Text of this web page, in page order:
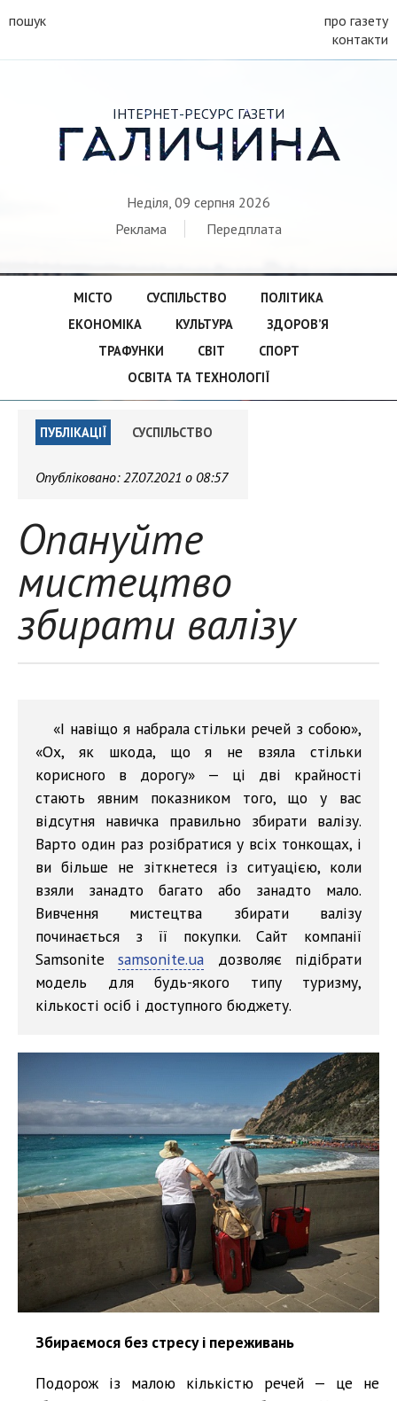
пошук
про газету
контакти
ІНТЕРНЕТ-РЕСУРС ГАЗЕТИ
ГАЛИЧИНА
Неділя, 09 серпня 2026
Реклама
Передплата
МІСТО СУСПІЛЬСТВО
ПОЛІТИКА
ЕКОНОМІКА
КУЛЬТУРА
ЗДОРОВ’Я
ТРАФУНКИ
СВІТ
СПОРТ
ОСВІТА ТА ТЕХНОЛОГІЇ
ПУБЛІКАЦІЇ СУСПІЛЬСТВО
Опубліковано:27.07.2021 о 08:57
Опануйте
мистецтво
збирати валізу
«І навіщо я набрала стільки речей з собою»,
«Ох, як шкода, що я не взяла стільки
корисного в дорогу» — ці дві крайності
стають явним показником того, що у вас
відсутня навичка правильно збирати валізу.
Варто один раз розібратися у всіх тонкощах, і
ви більше не зіткнетеся із ситуацією, коли
взяли занадто багато або занадто мало.
Вивчення мистецтва збирати валізу
починається з її покупки. Сайт компанії
Samsonitesamsonite.ua дозволяє підібрати
модель для будь-якого типу туризму,
кількості осіб і доступного бюджету.
Збираємося без стресу і переживань
Подорож із малою кількістю речей — це не